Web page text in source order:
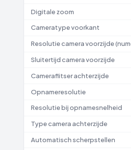
Digitale zoom
Cameratype voorkant
Resolutie camera voorzijde
Sluitertijd camera voorzijde
Cameraflitser achterzijde
Opnameresolutie
Resolutie bij opnamesnelheid
Type camera achterzijde
Automatisch scherpstellen